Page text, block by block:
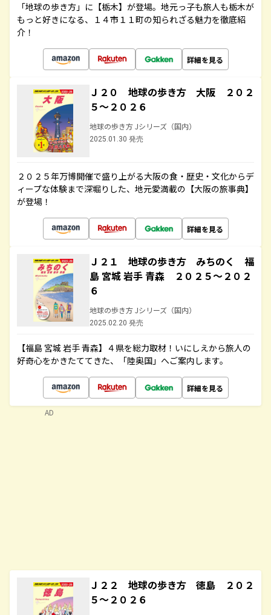
「地球の歩き方」に【栃木】が登場。地元っ子も旅人も栃木が
もっと好きになる、１４市１１町の知られざる魅力を徹底紹
介！
詳細を見る
Ｊ２０ 地球の歩き方 大阪 ２０２
５～２０２６
地球の歩き方 Jシリーズ（国内）
2025.01.30 発売
２０２５年万博開催で盛り上がる大阪の食・歴史・文化からデ
ィープな体験まで深堀りした、地元愛満載の【大阪の旅事典】
が登場！
詳細を見る
Ｊ２１ 地球の歩き方 みちのく 福
島 宮城 岩手 青森 ２０２５～２０２
６
地球の歩き方 Jシリーズ（国内）
2025.02.20 発売
【福島 宮城 岩手 青森】４県を総力取材！いにしえから旅人の
好奇心をかきたててきた、「陸奥国」へご案内します。
詳細を見る
Ｊ２２ 地球の歩き方 徳島 ２０２
５～２０２６
AD